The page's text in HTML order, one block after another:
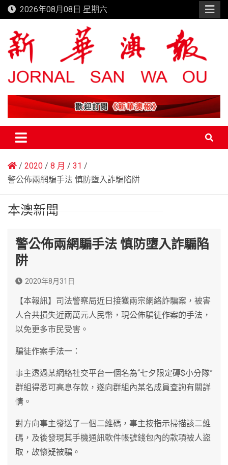
Skip
to
content
2026年08月08日 星期六
新華澳報
2020 8 月
31
警公佈兩網騙手法 慎防墮入詐騙陷阱
本澳新聞
警公佈兩網騙手法 慎防墮入詐騙陷
阱
2020年8月31日
【本報訊】司法警察局近日接獲兩宗網絡詐騙案，被害
人合共損失近兩萬元人民幣，現公佈騙徒作案的手法，
以免更多市民受害。
騙徒作案手法一：
事主透過某網絡社交平台一個名為“七夕限定磚$小分隊”
群組得悉可高息存款，遂向群組內某名成員查詢有關詳
情。
對方向事主發送了一個二維碼，事主按指示掃描該二維
碼，及後發現其手機通訊軟件帳號錢包內的款項被人盜
取，故懷疑被騙。